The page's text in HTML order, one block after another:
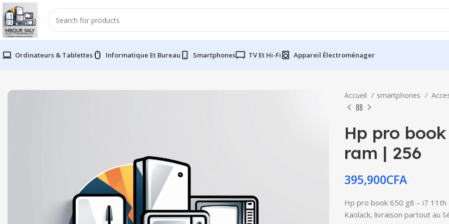
Ordinateurs & Tablettes Informatique Et Bureau Smartphones TV Et Hi-Fi Appareil Électroménager
Accueil smartphones
Hp pro
ram | 256
395,900CFA
Hp pro book 650 g8 – i7
Kaolack, livraison partout au